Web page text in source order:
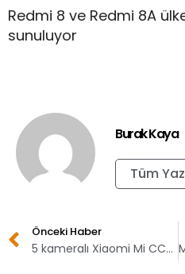
Redmi 8 ve Redmi 8A
sunuluyor
Burak Kaya
Tüm
Önceki Haber
5 kameralı Xiaomi Mi CC9 Pro 5 Kasım’da tanıtılacak